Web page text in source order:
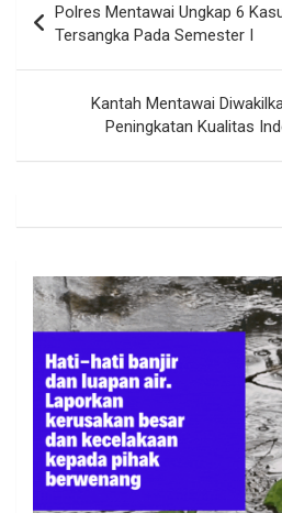
pos
Polres Mentawai Ungkap 6
Tersangka Pada Semester I
Kantah Mentawai
Peningkatan Kualitas